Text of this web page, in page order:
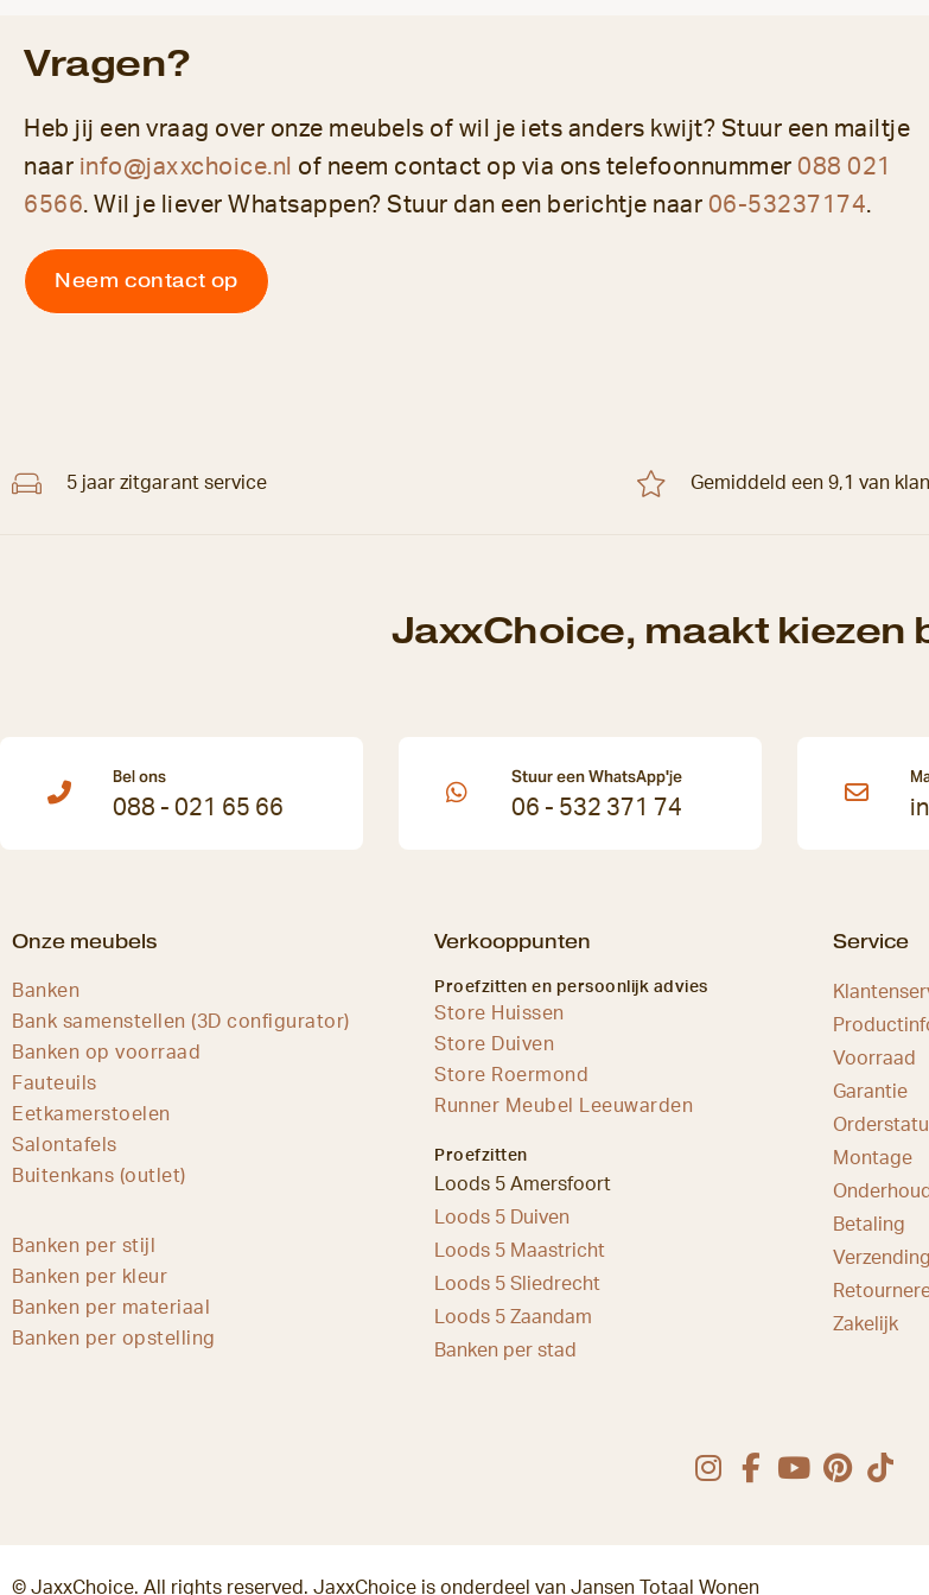
Vragen?
Heb jij een vraag over onze meubels of wil je iets anders kwijt? Stuur een mailtje
naar info@jaxxchoice.nl of neem contact op via ons telefoonnummer 088 021
6566. Wil je liever Whatsappen? Stuur dan een berichtje naar 06-53237174.
Neem contact op
5 jaar zitgarant service Gemiddeld een 9,1 van
JaxxChoice, maakt kiezen
Bel ons
088 - 021 65 66
Stuur een WhatsApp'je
06 - 532 371 74
Onze meubels
Banken
Bank samenstellen (3D configurator)
Banken op voorraad
Fauteuils
Eetkamerstoelen
Salontafels
Buitenkans (outlet)
Banken per stijl
Banken per kleur
Banken per materiaal
Banken per opstelling
Verkooppunten
Proefzitten en persoonlijk advies
Store Huissen
Store Duiven
Store Roermond
Runner Meubel Leeuwarden
Proefzitten
Loods 5 Amersfoort
Loods 5 Duiven
Loods 5 Maastricht
Loods 5 Sliedrecht
Loods 5 Zaandam
Banken per stad
Service
Voorraad
Garantie
Montage
Onderhoud
Betaling
Zakelijk
© JaxxChoice. All rights reserved. JaxxChoice is onderdeel van Jansen Totaal Wonen